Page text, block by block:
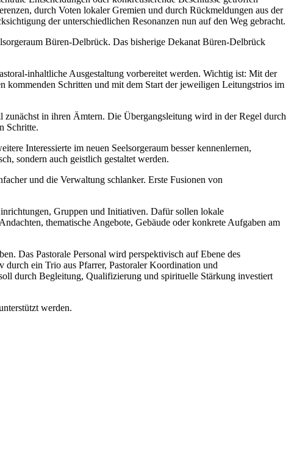
durch Voten lokaler Gremien und durch Rückmeldungen aus der
der unterschiedlichen Resonanzen nun auf den Weg gebracht.
Büren-Delbrück. Das bisherige Dekanat Büren-Delbrück
inhaltliche Ausgestaltung vorbereitet werden. Wichtig ist: Mit der
kommenden Schritten und mit dem Start der jeweiligen Leitungstrios im
in ihren Ämtern. Die Übergangsleitung wird in der Regel durch
Schritte.
Interessierte im neuen Seelsorgeraum besser kennenlernen,
sondern auch geistlich gestaltet werden.
und die Verwaltung schlanker. Erste Fusionen von
Gruppen und Initiativen. Dafür sollen lokale
thematische Angebote, Gebäude oder konkrete Aufgaben am
Das Pastorale Personal wird perspektivisch auf Ebene des
durch ein Trio aus Pfarrer, Pastoraler Koordination und
durch Begleitung, Qualifizierung und spirituelle Stärkung investiert
werden.